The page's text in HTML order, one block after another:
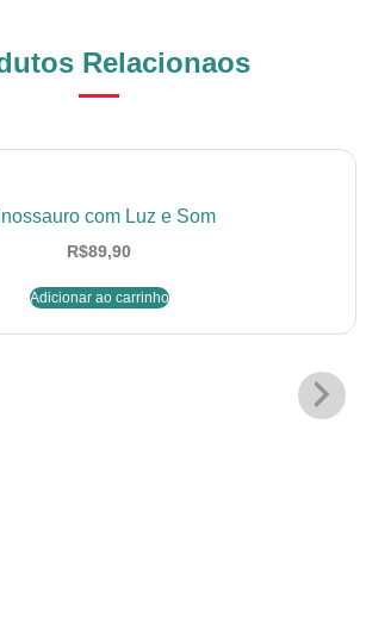
Relacionaos
com Luz e Som
R$89,90
Adicionar ao carrinho